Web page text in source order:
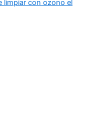
limpiar con ozono el